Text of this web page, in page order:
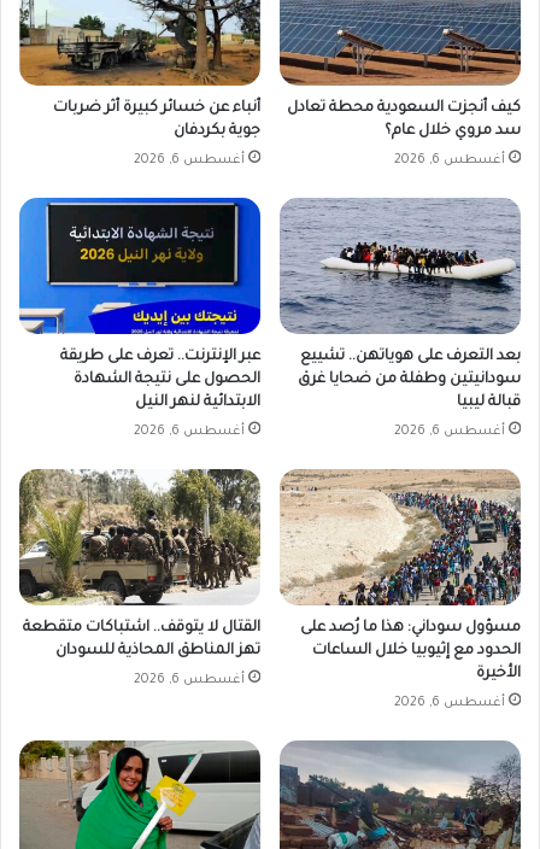
ا
ل
ش
ك
ل
ل
ش
ه
ا
د
ة
ا
س
و
د
ا
ن
ة
كيف أنجزت السعودية محطة تعادل
سد مروي خلال عام؟
أغسطس 6, 2026
أنباء عن خسائر كبيرة أثر ضربات
جوية بكردفان
أغسطس 6, 2026
بعد التعرف على هوياتهن.. تشييع
سودانيتين وطفلة من ضحايا غرق
قبالة ليبيا
أغسطس 6, 2026
عبر الإنترنت.. تعرف على طريقة
الحصول على نتيجة الشهادة
الابتدائية لنهر النيل
أغسطس 6, 2026
مسؤول سوداني: هذا ما رُصد على
الحدود مع إثيوبيا خلال الساعات
الأخيرة
أغسطس 6, 2026
القتال لا يتوقف.. اشتباكات متقطعة
تهز المناطق المحاذية للسودان
أغسطس 6, 2026